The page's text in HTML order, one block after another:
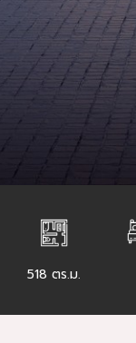
518 ตร.ม.